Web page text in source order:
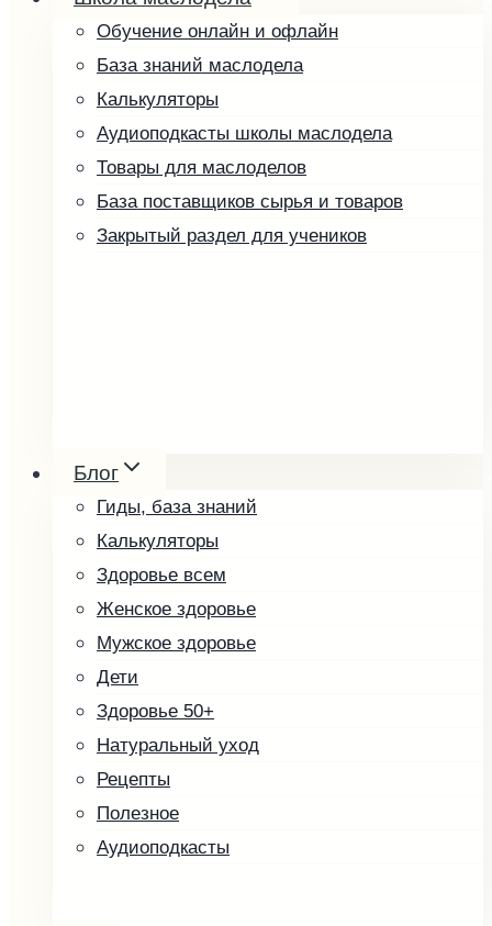
Косметика
Упаковка и оформление
Другие товары
Скоро в продаже
Кофе зелёный
Малины косточка
Обучение онлайн и офлайн
База знаний маслодела
Калькуляторы
Аудиоподкасты школы маслодела
Товары для маслоделов
База поставщиков сырья и товаров
Закрытый раздел для учеников
Блог
Гиды, база знаний
Калькуляторы
Здоровье всем
Женское здоровье
Мужское здоровье
Дети
Здоровье 50+
Натуральный уход
Рецепты
Полезное
Аудиоподкасты